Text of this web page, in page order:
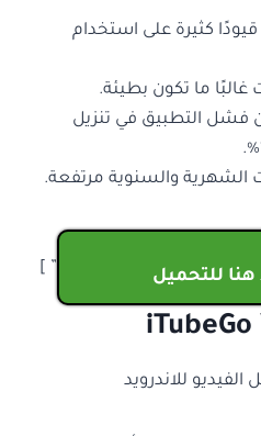
كثيرة على استخدام
غالبًا ما تكون بطيئة.
فشل التطبيق في تنزيل
الشهرية والسنوية مرتفعة.
للتحميل ” ]